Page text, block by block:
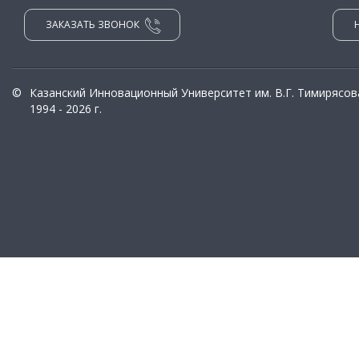
ЗАКАЗАТЬ ЗВОНОК
©
Казанский Инновационный Университет им. В.Г.
1994 - 2026 г.